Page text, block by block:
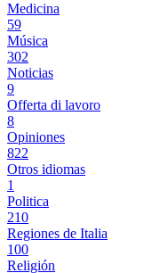
Medicina
59
Música
302
Noticias
9
Offerta di lavoro
8
Opiniones
822
Otros idiomas
1
Politica
210
Regiones de Italia
100
Religión